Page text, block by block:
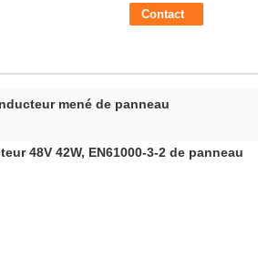
Contact
mené de panneau
48V 42W, EN61000-3-2 de panneau